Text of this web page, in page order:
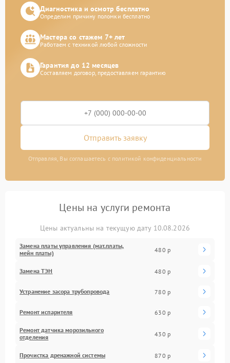
Диагностика и осмотр бесплатно
Определим причину поломки бесплатно
Мастера со стажем 7+ лет
Работаем с техникой любой сложности
Гарантия до 12 месяцев
Составляем договор, предоставляем гарантию
Отправить заявку
Отправляя, Вы соглашаетесь с политикой конфиденциальности
Цены на услуги ремонта
Цены актуальны на текущую дату 10.08.2026
Замена платы управления (мат.платы,
мейн платы)
480 р
Замена ТЭН 480 р
Устранение засора трубопровода 780 р
Ремонт испарителя 630 р
Ремонт датчика морозильного
отделения
430 р
Прочистка дренажной системы 870 р